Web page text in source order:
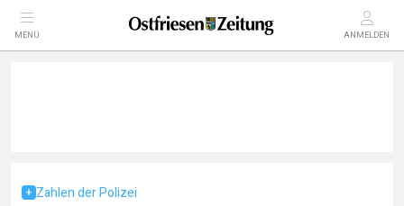
MENÜ ANMELDEN
Zahlen der Polizei